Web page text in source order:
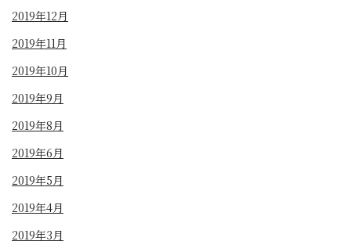
2019年12月
2019年11月
2019年10月
2019年9月
2019年8月
2019年6月
2019年5月
2019年4月
2019年3月